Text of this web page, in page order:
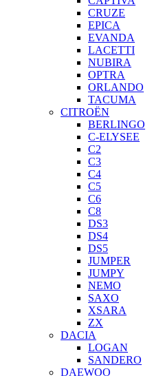
CRUZE
EPICA
EVANDA
LACETTI
NUBIRA
OPTRA
ORLANDO
TACUMA
CITROËN
BERLINGO
C-ELYSEE
C2
C3
C4
C5
C6
C8
DS3
DS4
DS5
JUMPER
JUMPY
NEMO
SAXO
XSARA
ZX
DACIA
LOGAN
SANDERO
DAEWOO